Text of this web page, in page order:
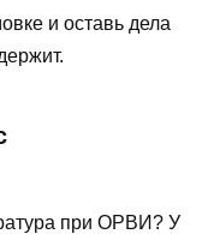
и оставь дела
при ОРВИ? У